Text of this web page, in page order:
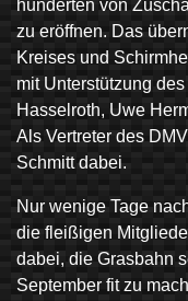
hunderten von
zu eröffnen. Das
Kreises und
mit Unterstützung
Hasselroth, Uwe
Als Vertreter des
Schmitt dabei.
Nur wenige Tage
die fleißigen
dabei, die Grasbahn
September fit zu